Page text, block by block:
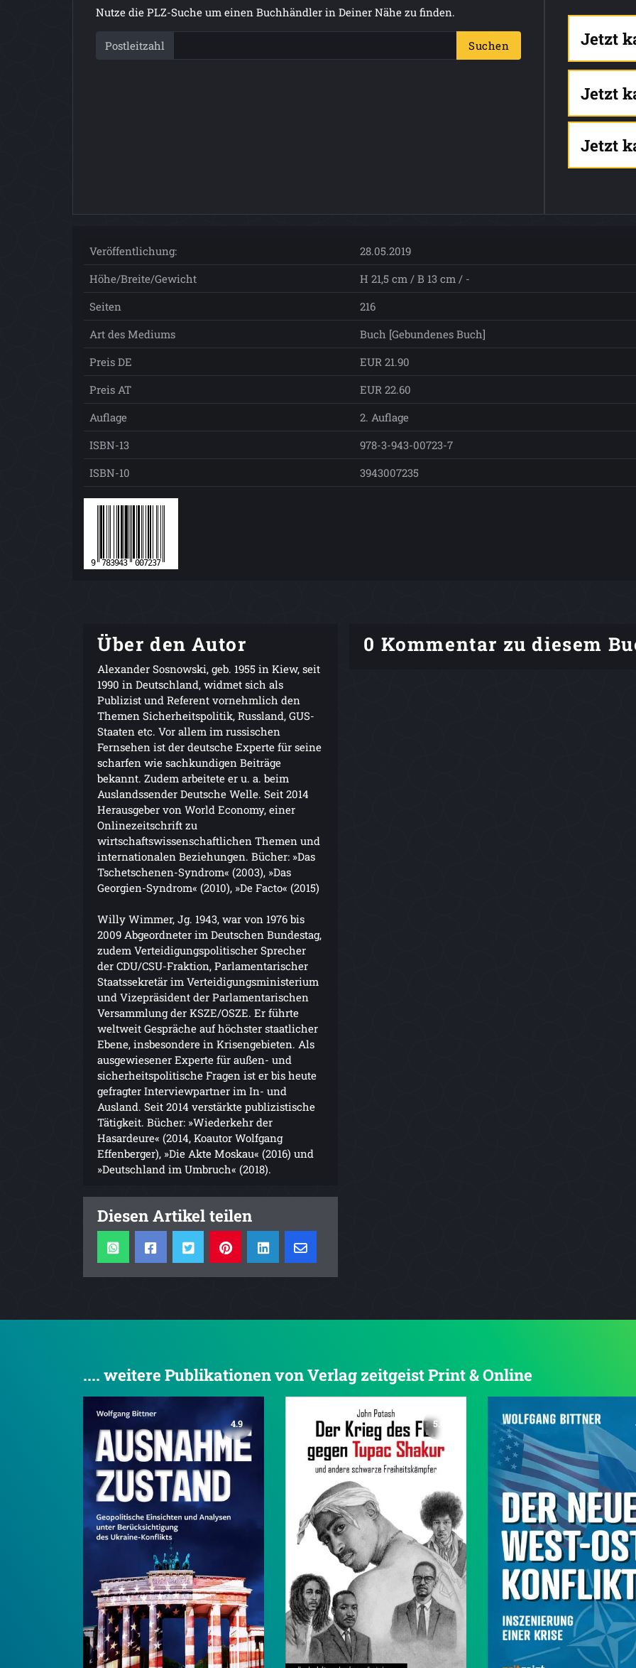
Nutze die PLZ-Suche um einen Buchhändler in Deiner Nähe zu finden.
Postleitzahl Suchen Jetzt
Jetzt
Jetzt
Veröffentlichung:
28.05.2019
Höhe/Breite/Gewicht
H 21,5 cm / B 13 cm / -
Seiten
216
Art des Mediums
Buch [Gebundenes Buch]
Preis DE
EUR 21.90
Preis AT
EUR 22.60
Auflage
2. Auflage
ISBN-13
978-3-943-00723-7
ISBN-10
3943007235
Über den Autor
Alexander Sosnowski, geb. 1955 in Kiew, seit
1990 in Deutschland, widmet sich als
Publizist und Referent vornehmlich den
Themen Sicherheitspolitik, Russland, GUS-
Staaten etc. Vor allem im russischen
Fernsehen ist der deutsche Experte für seine
scharfen wie sachkundigen Beiträge
bekannt. Zudem arbeitete er u. a. beim
Auslandssender Deutsche Welle. Seit 2014
Herausgeber von World Economy, einer
Onlinezeitschrift zu
wirtschaftswissenschaftlichen Themen und
internationalen Beziehungen. Bücher: »Das
Tschetschenen-Syndrom« (2003), »Das
Georgien-Syndrom« (2010), »De Facto« (2015)
Willy Wimmer, Jg. 1943, war von 1976 bis
2009 Abgeordneter im Deutschen Bundestag,
zudem Verteidigungspolitischer Sprecher
der CDU/CSU-Fraktion, Parlamentarischer
Staatssekretär im Verteidigungsministerium
und Vizepräsident der Parlamentarischen
Versammlung der KSZE/OSZE. Er führte
weltweit Gespräche auf höchster staatlicher
Ebene, insbesondere in Krisengebieten. Als
ausgewiesener Experte für außen- und
sicherheitspolitische Fragen ist er bis heute
gefragter Interviewpartner im In- und
Ausland. Seit 2014 verstärkte publizistische
Tätigkeit. Bücher: »Wiederkehr der
Hasardeure« (2014, Koautor Wolfgang
Effenberger), »Die Akte Moskau« (2016) und
»Deutschland im Umbruch« (2018).
Diesen Artikel teilen
0 Kommentar zu diesem
.... weitere Publikationen von Verlag zeitgeist Print & Online
4.9 5.0